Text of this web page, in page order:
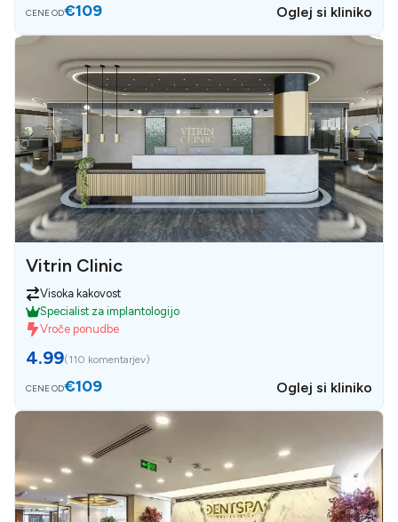
CENE OD€109 Oglej si kliniko
Vitrin Clinic
Visoka kakovost
Specialist za implantologijo
Vroče ponudbe
4.99(110 komentarjev)
CENE OD€109 Oglej si kliniko